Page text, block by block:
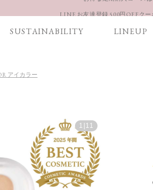
SUSTAINABILITY LINEUP
アイカラー
1 11